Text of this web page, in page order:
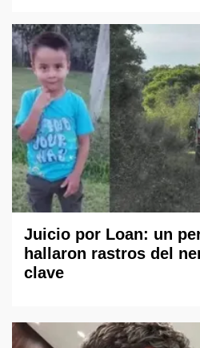
Juicio por Loan: un
hallaron rastros del
clave